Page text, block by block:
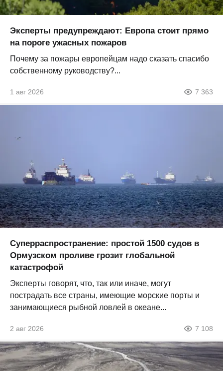
Эксперты предупреждают: Европа стоит прямо
на пороге ужасных пожаров
Почему за пожары европейцам надо сказать спасибо
собственному руководству?...
1 авг 2026 7 363
Суперраспространение: простой 1500 судов в
Ормузском проливе грозит глобальной
катастрофой
Эксперты говорят, что, так или иначе, могут
пострадать все страны, имеющие морские порты и
занимающиеся рыбной ловлей в океане...
2 авг 2026 7 108